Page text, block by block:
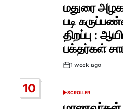
மதுரை
படி
திறப்பு :
பக்தர்கள்
Post1 week ago
10
POSTED
SCROLLER